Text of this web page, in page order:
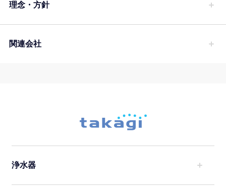
理念・方針
関連会社
浄水器